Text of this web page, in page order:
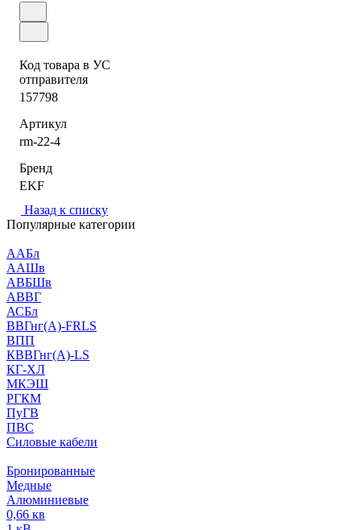
Код товара в УС
отправителя
157798
Артикул
rm-22-4
Бренд
EKF
Назад к списку
Популярные категории
ААБл
ААШв
АВБШв
АВВГ
АСБл
ВВГнг(А)-FRLS
ВПП
КВВГнг(А)-LS
КГ-ХЛ
МКЭШ
РГКМ
ПуГВ
ПВС
Силовые кабели
Бронированные
Медные
Алюминиевые
0,66 кв